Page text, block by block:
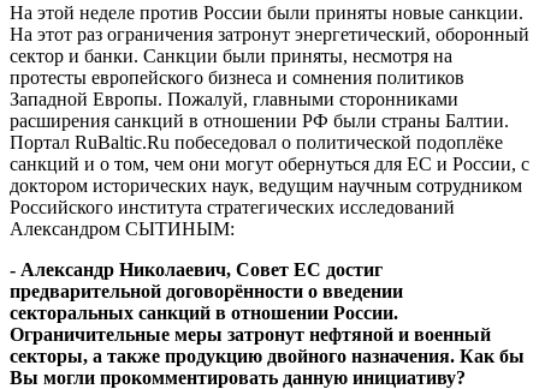
На этой неделе против России были приняты новые санкции.
На этот раз ограничения затронут энергетический, оборонный
сектор и банки. Санкции были приняты, несмотря на
протесты европейского бизнеса и сомнения политиков
Западной Европы. Пожалуй, главными сторонниками
расширения санкций в отношении РФ были страны Балтии.
Портал RuBaltic.Ru побеседовал о политической подоплёке
санкций и о том, чем они могут обернуться для ЕС и России, с
доктором исторических наук, ведущим научным сотрудником
Российского института стратегических исследований
Александром СЫТИНЫМ:
- Александр Николаевич, Совет ЕС достиг
предварительной договорённости о введении
секторальных санкций в отношении России.
Ограничительные меры затронут нефтяной и военный
секторы, а также продукцию двойного назначения. Как бы
Вы могли прокомментировать данную инициативу?